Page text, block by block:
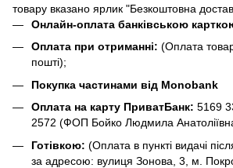
товару вказано ярлик "Безкоштовна
Онлайн-оплата банківською
Оплата при отриманні: (Оплата
пошті);
Покупка частинами від Monobank
Оплата на карту ПриватБанк: 5169
2572 (ФОП Бойко Людмила
Готівкою: (Оплата в пункті видачі
за адресою: вулиця Зонова, 3, м.